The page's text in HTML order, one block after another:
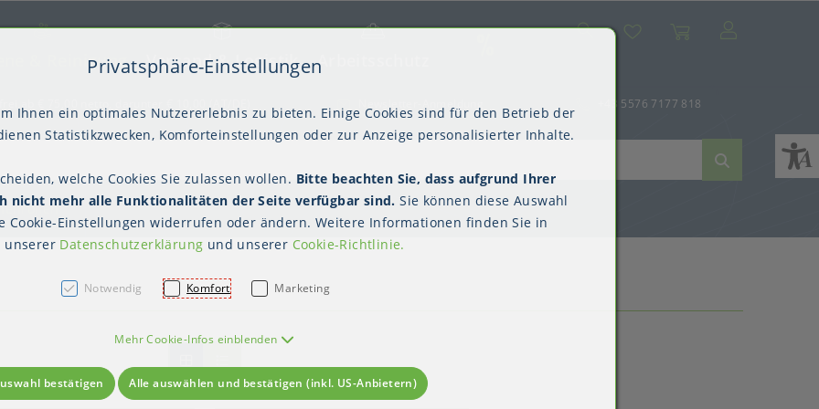
Tisch Gastroverpackungen Küchenbedarf Hygiene & Reinigung
& Reinigung
(PSA) Hygienepapiere Waschraumhygiene Kimberly-Clark™
Versand & Logistik
Palettensicherung Polstern & Kennzeichnen Versandverpackungen
Arbeitsschutz
Einweghauben Mundschutz Schutzkleidung Überschuhe
SucheWunschliste
+43 5576 7177 818
Privatsphäre-Einstellungen
Ihnen ein optimales Nutzererlebnis zu bieten. Einige Cookies sind für den Betrieb der
Statistikzwecken, Komforteinstellungen oder zur Anzeige personalisierter Inhalte.
welche Cookies Sie zulassen wollen. Bitte beachten Sie, dass aufgrund Ihrer
nicht mehr alle Funktionalitäten der Seite verfügbar sind. Sie können diese Auswahl
Cookie-Einstellungen widerrufen oder ändern. Weitere Informationen finden Sie in
unserer Datenschutzerklärung und unserer Cookie-Richtlinie.
Notwendig Komfort Marketing
Mehr Cookie-Infos einblenden
bestätigen Alle auswählen und bestätigen (inkl. US-Anbietern)